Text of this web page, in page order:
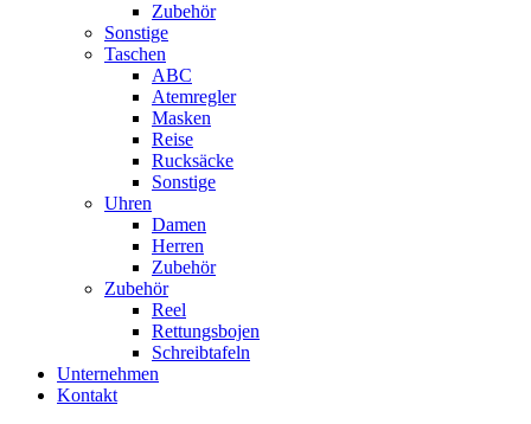
Zubehör
Sonstige
Taschen
ABC
Atemregler
Masken
Reise
Rucksäcke
Sonstige
Uhren
Damen
Herren
Zubehör
Zubehör
Reel
Rettungsbojen
Schreibtafeln
Unternehmen
Kontakt